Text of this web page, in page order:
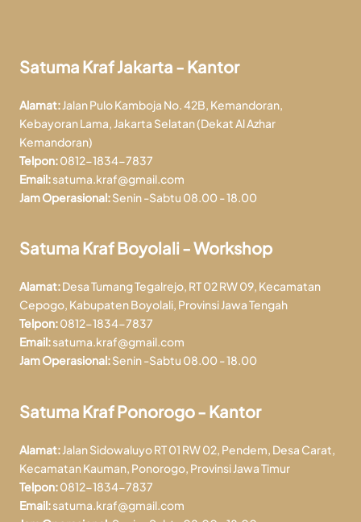
Satuma Kraf Jakarta - Kantor
Alamat:Jalan Pulo Kamboja No. 42B, Kemandoran,
Kebayoran Lama, Jakarta Selatan (Dekat Al Azhar
Kemandoran)
Telpon:0812-1834-7837
Email:satuma.kraf@gmail.com
Jam Operasional:Senin -Sabtu 08.00 - 18.00
Satuma Kraf Boyolali - Workshop
Alamat:Desa Tumang Tegalrejo, RT 02 RW 09, Kecamatan
Cepogo, Kabupaten Boyolali, Provinsi Jawa Tengah
Telpon:0812-1834-7837
Email:satuma.kraf@gmail.com
Jam Operasional:Senin -Sabtu 08.00 - 18.00
Satuma Kraf Ponorogo - Kantor
Alamat:Jalan Sidowaluyo RT 01 RW 02, Pendem, Desa Carat,
Kecamatan Kauman, Ponorogo, Provinsi Jawa Timur
Telpon:0812-1834-7837
Email:satuma.kraf@gmail.com